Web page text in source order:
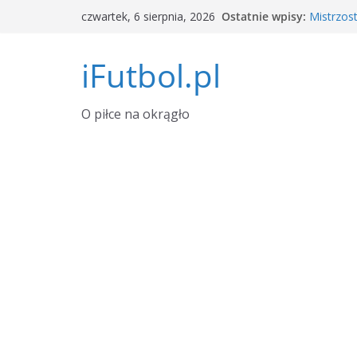
czwartek, 6 sierpnia, 2026 Ostatnie wpisy:
iFutbol.pl
O piłce na okrągło